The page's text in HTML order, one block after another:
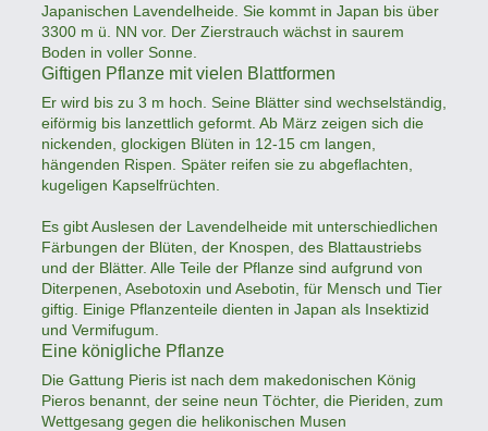
Japanischen Lavendelheide. Sie kommt in Japan bis über
3300 m ü. NN vor. Der Zierstrauch wächst in saurem
Boden in voller Sonne.
Giftigen Pflanze mit vielen Blattformen
Er wird bis zu 3 m hoch. Seine Blätter sind wechselständig,
eiförmig bis lanzettlich geformt. Ab März zeigen sich die
nickenden, glockigen Blüten in 12-15 cm langen,
hängenden Rispen. Später reifen sie zu abgeflachten,
kugeligen Kapselfrüchten.
Es gibt Auslesen der Lavendelheide mit unterschiedlichen
Färbungen der Blüten, der Knospen, des Blattaustriebs
und der Blätter. Alle Teile der Pflanze sind aufgrund von
Diterpenen, Asebotoxin und Asebotin, für Mensch und Tier
giftig. Einige Pflanzenteile dienten in Japan als Insektizid
und Vermifugum.
Eine königliche Pflanze
Die Gattung Pieris ist nach dem makedonischen König
Pieros benannt, der seine neun Töchter, die Pieriden, zum
Wettgesang gegen die helikonischen Musen